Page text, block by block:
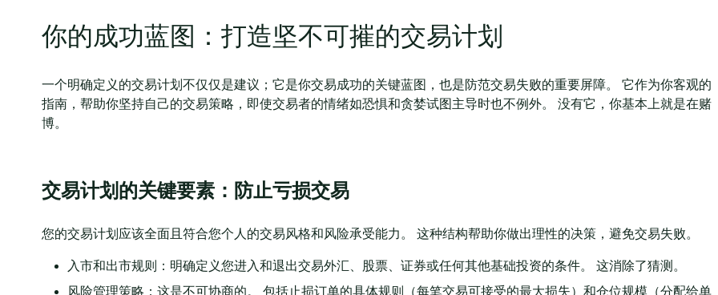
你的成功蓝图：打造坚不可摧的交易计划
一个明确定义的交易计划不仅仅是建议；它是你交易成功的关键蓝图，也是防范交易失败的重要屏障。 它作为你客观的
指南，帮助你坚持自己的交易策略，即使交易者的情绪如恐惧和贪婪试图主导时也不例外。 没有它，你基本上就是在赌
博。
交易计划的关键要素：防止亏损交易
您的交易计划应该全面且符合您个人的交易风格和风险承受能力。 这种结构帮助你做出理性的决策，避免交易失败。
入市和出市规则：明确定义您进入和退出交易外汇、股票、证券或任何其他基础投资的条件。 这消除了猜测。
风险管理策略：这是不可协商的。 包括止损订单的具体规则（每笔交易可接受的最大损失）和仓位规模（分配给单